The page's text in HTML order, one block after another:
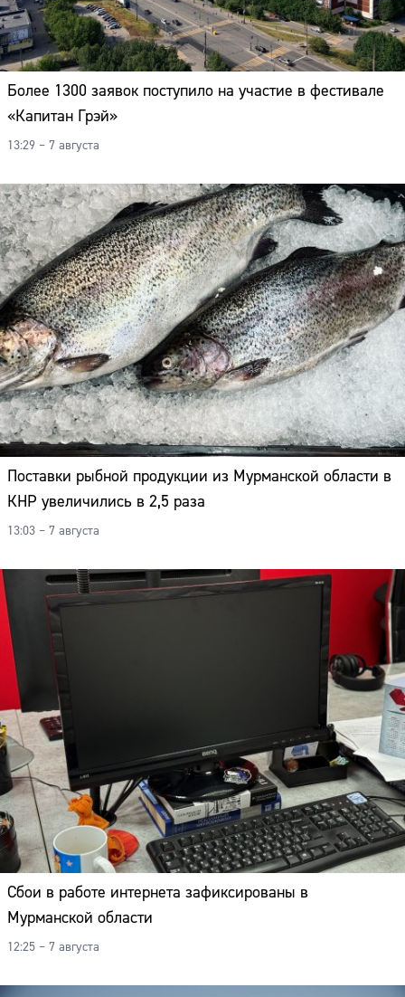
Более 1300 заявок поступило на участие в фестивале
«Капитан Грэй»
13:29 – 7 августа
Поставки рыбной продукции из Мурманской области в
КНР увеличились в 2,5 раза
13:03 – 7 августа
Сбои в работе интернета зафиксированы в
Мурманской области
12:25 – 7 августа